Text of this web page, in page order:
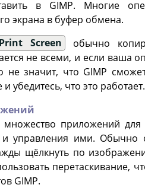
в GIMP. Многие
экрана в буфер обмена.
Print Screen
обычно
не всеми, и если ваша
не значит, что GIMP
убедитесь, что это работает.
множество приложений
и управления ими.
щёлкнуть по
перетаскивание,
GIMP.